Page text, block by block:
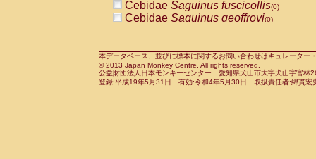
CercopithecidaeCercocebus
CercopithecidaeCercocebushybrid
CercopithecidaePapio anubis(0)
CercopithecidaePapio cynocephalus
CercopithecidaePapio hamadryas(0)
Cebidae Saguinus fuscicollis(0)
Cebidae Saguinus geoffroyi(0)
CebidaeSaguinus leucopus(0)
CebidaeSaguinus midas(0)
Cebidae Saguinus mystax(0)
本データベース、並びに標本に関するお問い合わせはキュレータ
© 2013 Japan Monkey Centre. All rights reserved.
公益財団法人日本モンキーセンター 愛知県犬山市大字犬山字官
登録:平成19年5月31日 有効:令和4年5月30日 取扱責任者:綿貫宏